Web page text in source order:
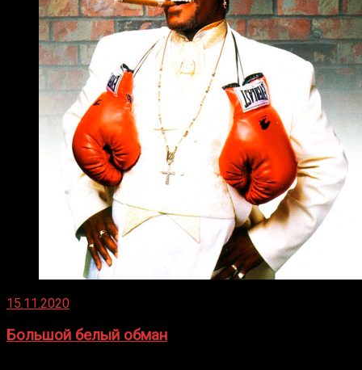
15.11.2020
Большой белый обман